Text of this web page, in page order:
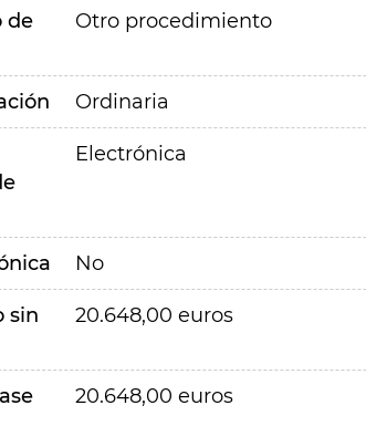
de
Otro procedimiento
Ordinaria
Electrónica
No
sin
20.648,00 euros
20.648,00 euros